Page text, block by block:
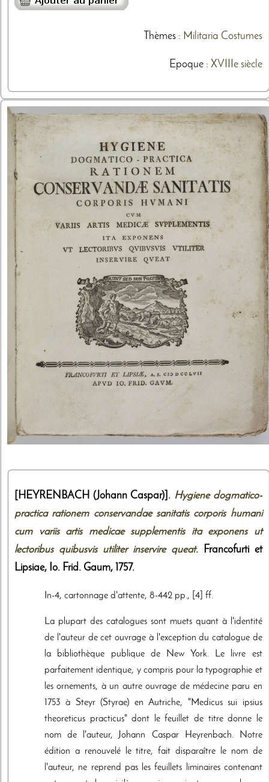
Thèmes: Militaria Costumes
Epoque : XVIIIe siècle
[HEYRENBACH (Johann Caspar)]. Hygiene dogmatico-
practica rationem conservandae sanitatis corporis humani
cum variis artis medicae supplementis ita exponens ut
lectoribus quibusvis utiliter inservire queat. Francofurti et
Lipsiae, Io. Frid. Gaum, 1757.
In-4, cartonnage d'attente, 8-442 pp., [4] ff.
La plupart des catalogues sont muets quant à l'identité
de l'auteur de cet ouvrage à l'exception du catalogue de
la bibliothèque publique de New York. Le livre est
parfaitement identique, y compris pour la typographie et
les ornements, à un autre ouvrage de médecine paru en
1753 à Steyr (Styrae) en Autriche, "Medicus sui ipsius
theoreticus practicus" dont le feuillet de titre donne le
nom de l'auteur, Johann Caspar Heyrenbach. Notre
édition a renouvelé le titre, fait disparaître le nom de
l'auteur, ne reprend pas les feuillets liminaires contenant